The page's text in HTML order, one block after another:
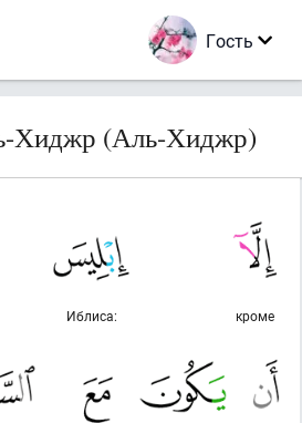
Гость
Хиджр (Аль-Хиджр)
кроме
Иблиса: